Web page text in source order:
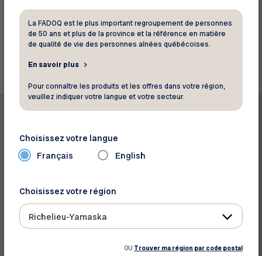
Retour aux actualités
Partager sur :
La FADOQ est le plus important regroupement de personnes
de 50 ans et plus de la province et la référence en matière
de qualité de vie des personnes aînées québécoises.
En savoir plus
Pour connaître les produits et les offres dans votre région,
veuillez indiquer votre langue et votre secteur.
Choisissez votre langue
Français English
Choisissez votre région
Richelieu-Yamaska
OU Trouver ma région par code postal